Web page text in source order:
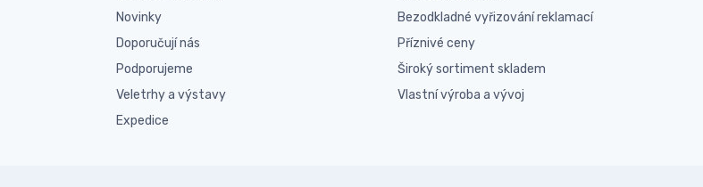
Novinky
Doporučují nás
Podporujeme
Veletrhy a výstavy
Expedice
Bezodkladné vyřizování reklamací
Příznivé ceny
Široký sortiment skladem
Vlastní výroba a vývoj